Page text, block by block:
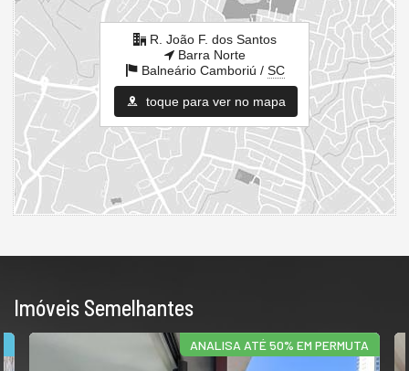
R. João F. dos Santos
Barra Norte
Balneário Camboriú / SC
toque para ver no mapa
Imóveis Semelhantes
ANALISA ATÉ 50% EM PERMUTA